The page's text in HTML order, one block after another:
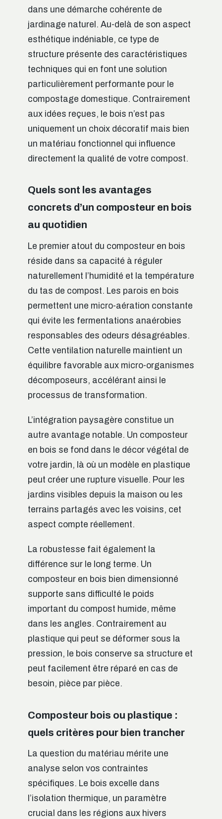
dans une démarche cohérente de
jardinage naturel. Au-delà de son aspect
esthétique indéniable, ce type de
structure présente des caractéristiques
techniques qui en font une solution
particulièrement performante pour le
compostage domestique. Contrairement
aux idées reçues, le bois n’est pas
uniquement un choix décoratif mais bien
un matériau fonctionnel qui influence
directement la qualité de votre compost.
Quels sont les avantages
concrets d’un composteur en bois
au quotidien
Le premier atout du composteur en bois
réside dans sa capacité à réguler
naturellement l’humidité et la température
du tas de compost. Les parois en bois
permettent une micro-aération constante
qui évite les fermentations anaérobies
responsables des odeurs désagréables.
Cette ventilation naturelle maintient un
équilibre favorable aux micro-organismes
décomposeurs, accélérant ainsi le
processus de transformation.
L’intégration paysagère constitue un
autre avantage notable. Un composteur
en bois se fond dans le décor végétal de
votre jardin, là où un modèle en plastique
peut créer une rupture visuelle. Pour les
jardins visibles depuis la maison ou les
terrains partagés avec les voisins, cet
aspect compte réellement.
La robustesse fait également la
différence sur le long terme. Un
composteur en bois bien dimensionné
supporte sans difficulté le poids
important du compost humide, même
dans les angles. Contrairement au
plastique qui peut se déformer sous la
pression, le bois conserve sa structure et
peut facilement être réparé en cas de
besoin, pièce par pièce.
Composteur bois ou plastique :
quels critères pour bien trancher
La question du matériau mérite une
analyse selon vos contraintes
spécifiques. Le bois excelle dans
l’isolation thermique, un paramètre
crucial dans les régions aux hivers